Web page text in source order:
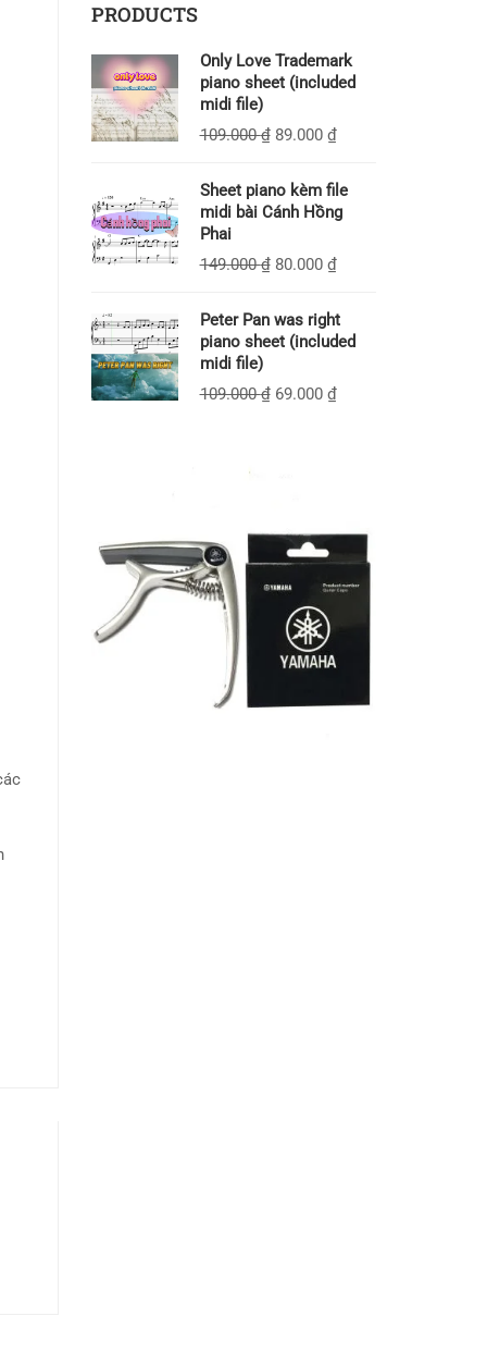
PRODUCTS
Only Love Trademark
piano sheet (included
midi file)
109.000₫ 89.000 ₫
Sheet piano kèm file
midi bài Cánh Hồng
Phai
149.000₫ 80.000 ₫
Peter Pan was right
piano sheet (included
midi file)
109.000₫ 69.000 ₫